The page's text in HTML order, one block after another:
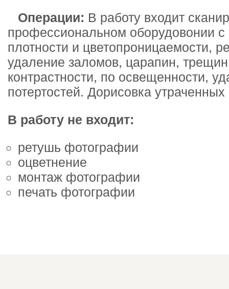
Операции: В работу входит
профессиональном оборудовонии с
плотности и цветопроницаемости,
удаление заломов, царапин,
контрастности, по освещенности,
потертостей. Дорисовка
В работу не входит:
ретушь фотографии
оцветнение
монтаж фотографии
печать фотографии